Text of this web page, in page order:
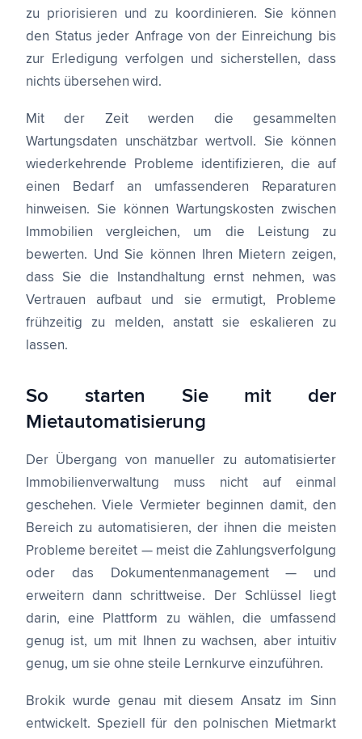
zu priorisieren und zu koordinieren. Sie können
den Status jeder Anfrage von der Einreichung bis
zur Erledigung verfolgen und sicherstellen, dass
nichts übersehen wird.
Mit der Zeit werden die gesammelten
Wartungsdaten unschätzbar wertvoll. Sie können
wiederkehrende Probleme identifizieren, die auf
einen Bedarf an umfassenderen Reparaturen
hinweisen. Sie können Wartungskosten zwischen
Immobilien vergleichen, um die Leistung zu
bewerten. Und Sie können Ihren Mietern zeigen,
dass Sie die Instandhaltung ernst nehmen, was
Vertrauen aufbaut und sie ermutigt, Probleme
frühzeitig zu melden, anstatt sie eskalieren zu
lassen.
So starten Sie mit der
Mietautomatisierung
Der Übergang von manueller zu automatisierter
Immobilienverwaltung muss nicht auf einmal
geschehen. Viele Vermieter beginnen damit, den
Bereich zu automatisieren, der ihnen die meisten
Probleme bereitet — meist die Zahlungsverfolgung
oder das Dokumentenmanagement — und
erweitern dann schrittweise. Der Schlüssel liegt
darin, eine Plattform zu wählen, die umfassend
genug ist, um mit Ihnen zu wachsen, aber intuitiv
genug, um sie ohne steile Lernkurve einzuführen.
Brokik wurde genau mit diesem Ansatz im Sinn
entwickelt. Speziell für den polnischen Mietmarkt